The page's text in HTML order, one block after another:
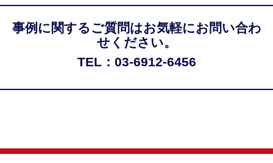
事例に関するご質問はお気軽にお問い合わ
せください。
TEL：03-6912-6456